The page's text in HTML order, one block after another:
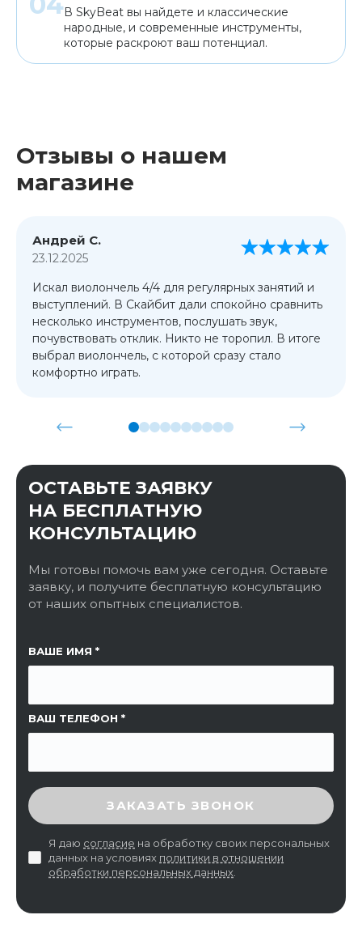
В SkyBeat вы найдете и классические
народные, и современные инструменты,
которые раскроют ваш потенциал.
Отзывы о нашем
магазине
Андрей С.
23.12.2025
Искал виолончель 4/4 для регулярных занятий и
выступлений. В Скайбит дали спокойно сравнить
несколько инструментов, послушать звук,
почувствовать отклик. Никто не торопил. В итоге
выбрал виолончель, с которой сразу стало
комфортно играть.
ОСТАВЬТЕ ЗАЯВКУ
НА БЕСПЛАТНУЮ
КОНСУЛЬТАЦИЮ
Мы готовы помочь вам уже сегодня. Оставьте
заявку, и получите бесплатную консультацию
от наших опытных специалистов.
ВАШЕ ИМЯ
ВАШ ТЕЛЕФОН
ССЫЛКА НА СТРАНИЦУ
ВВЕДИТЕ ПРОВЕРОЧНЫЙ КОД
ЗАКАЗАТЬ ЗВОНОК
Я даю согласие на обработку своих персональных
данных на условиях политики в отношении
обработки персональных данных